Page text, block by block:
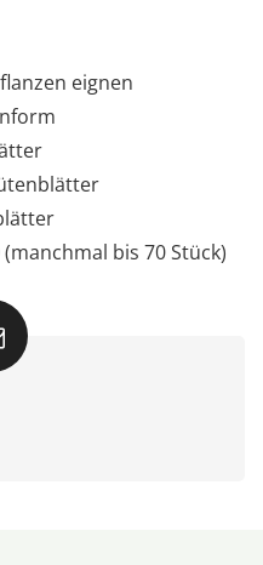
eignen
bis 70 Stück)